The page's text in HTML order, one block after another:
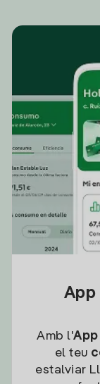
App
Amb l'
el teu
estalviar